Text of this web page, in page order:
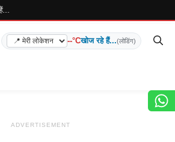
--°Cखोज रहे हैं...(लोडिंग)
ADVERTISEMENT